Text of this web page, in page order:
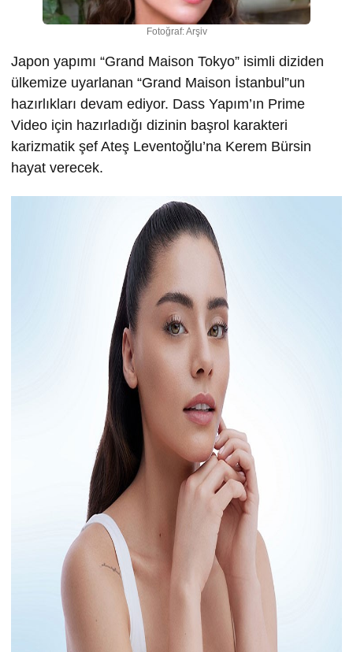
Fotoğraf: Arşiv
Japon yapımı “Grand Maison Tokyo” isimli diziden
ülkemize uyarlanan “Grand Maison İstanbul”un
hazırlıkları devam ediyor. Dass Yapım’ın Prime
Video için hazırladığı dizinin başrol karakteri
karizmatik şef Ateş Leventoğlu’na Kerem Bürsin
hayat verecek.